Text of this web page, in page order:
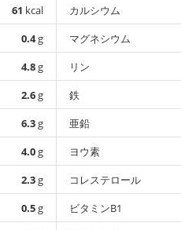
61 kcal
0.4g
4.8g
2.6g
6.3g
4.0g
2.3g
0.5g
カルシウム
マグネシウム
リン
鉄
亜鉛
ヨウ素
コレステロール
ビタミンB1